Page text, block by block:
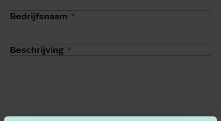
Bedrijfsnaam
Beschrijving